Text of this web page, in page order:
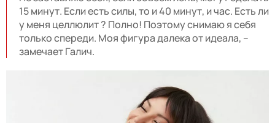
15 минут. Если есть силы, то и 40 минут, и час. Есть ли
у меня целлюлит ? Полно! Поэтому снимаю я себя
только спереди. Моя фигура далека от идеала, –
замечает Галич.